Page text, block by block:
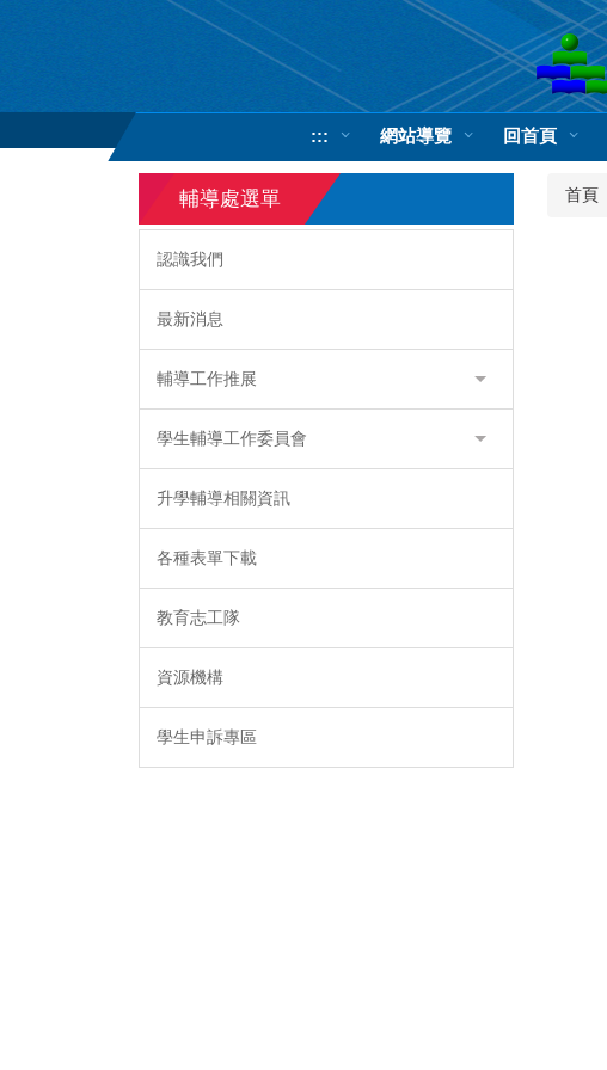
內
::: 網站導覽 回首頁
輔導處選單
認識我們
最新消息
輔導工作推展
學生輔導工作委員會
升學輔導相關資訊
各種表單下載
教育志工隊
資源機構
學生申訴專區
首頁